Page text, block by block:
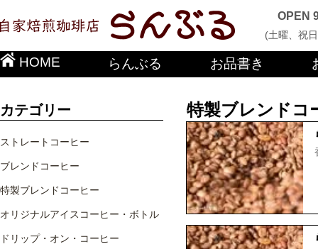
OPEN
(土曜、祝
HOME らんぶる お品書き
カテゴリー
ストレートコーヒー
ブレンドコーヒー
特製ブレンドコーヒー
オリジナルアイスコーヒー・ボトル
ドリップ・オン・コーヒー
特製ブレンドコ